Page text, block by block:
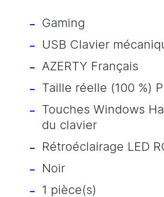
Gaming
USB Clavier
AZERTY Français
Taille réelle (100 %)
Touches Windows
du clavier
Rétroéclairage LED
Noir
1 pièce(s)